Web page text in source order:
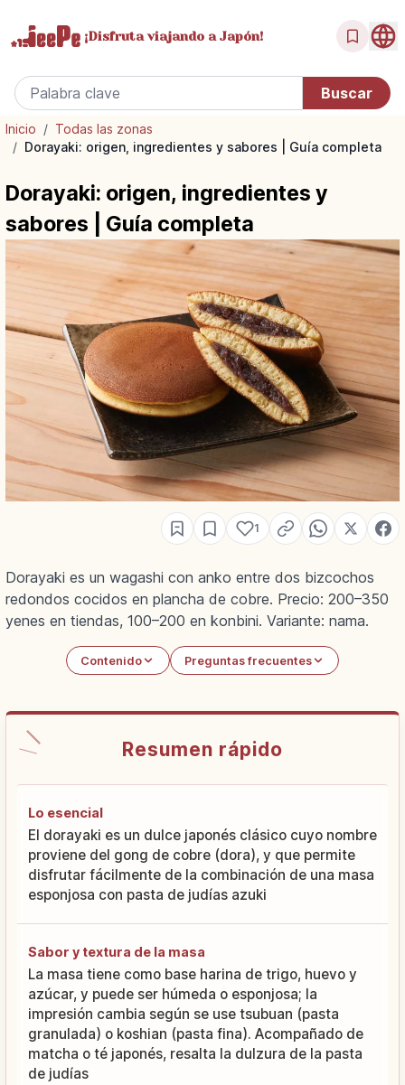
¡Disfrutaviajando a Japón!
Inicio / Todas las zonas
/ Dorayaki: origen, ingredientes y sabores | Guía completa
Dorayaki: origen, ingredientes y
sabores | Guía completa
1
Dorayaki es un wagashi con anko entre dos bizcochos
redondos cocidos en plancha de cobre. Precio: 200–350
yenes en tiendas, 100–200 en konbini. Variante: nama.
Contenido Preguntas frecuentes
Resumen rápido
Lo esencial
El dorayaki es un dulce japonés clásico cuyo nombre
proviene del gong de cobre (dora), y que permite
disfrutar fácilmente de la combinación de una masa
esponjosa con pasta de judías azuki
Sabor y textura de la masa
La masa tiene como base harina de trigo, huevo y
azúcar, y puede ser húmeda o esponjosa; la
impresión cambia según se use tsubuan (pasta
granulada) o koshian (pasta fina). Acompañado de
matcha o té japonés, resalta la dulzura de la pasta
de judías